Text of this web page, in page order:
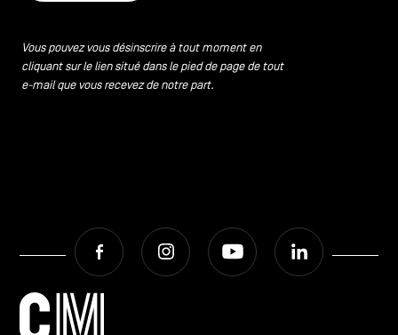
Vous pouvez vous désinscrire à tout moment en
cliquant sur le lien situé dans le pied de page de tout
e-mail que vous recevez de notre part.
Facebook Instagram Youtube